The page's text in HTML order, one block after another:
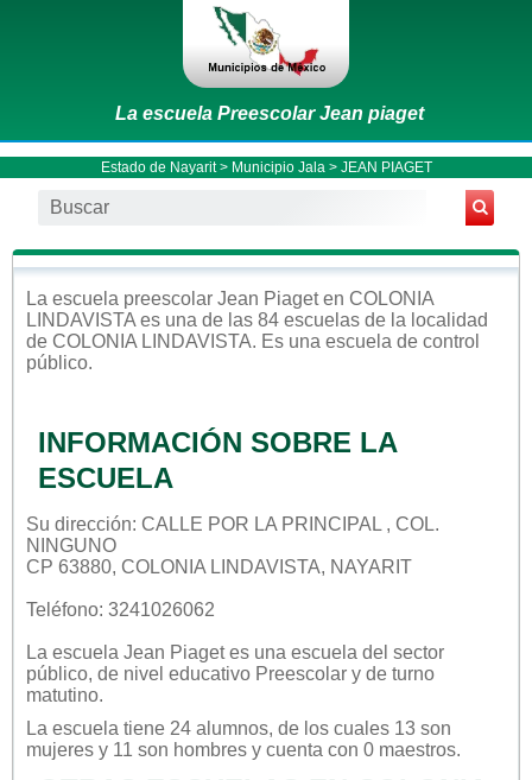
La escuela Preescolar Jean piaget
Estado de Nayarit> Municipio Jala > JEAN PIAGET
La escuela preescolar Jean Piageten COLONIA
LINDAVISTA es una de las 84 escuelas de la localidad
de COLONIA LINDAVISTA. Es una escuela de control
público.
INFORMACIÓN SOBRE LA
ESCUELA
Su dirección: CALLE POR LA PRINCIPAL , COL.
NINGUNO
CP 63880, COLONIA LINDAVISTA, NAYARIT
Teléfono: 3241026062
La escuela Jean Piagetes una escuela del sector
público, de nivel educativo Preescolar y de turno
matutino.
La escuela tiene 24 alumnos, de los cuales 13 son
mujeres y 11 son hombres y cuenta con 0 maestros.